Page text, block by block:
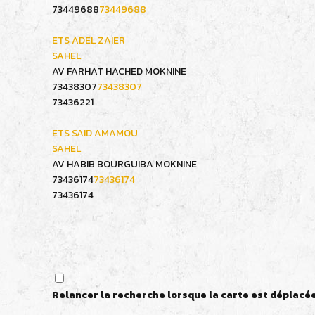
7344968873449688
ETS ADEL ZAIER
SAHEL
AV FARHAT HACHED MOKNINE
7343830773438307
73436221
ETS SAID AMAMOU
SAHEL
AV HABIB BOURGUIBA MOKNINE
7343617473436174
73436174
Relancer la recherche lorsque la carte est